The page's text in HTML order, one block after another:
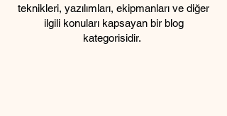
teknikleri, yazılımları, ekipmanları ve diğer
ilgili konuları kapsayan bir blog
kategorisidir.